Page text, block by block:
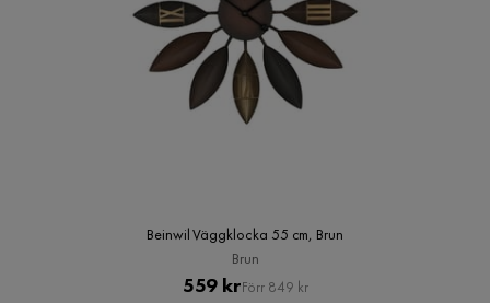
Beinwil Väggklocka 55 cm, Brun
Brun
Pris
559 krOriginal
Förr 849 kr